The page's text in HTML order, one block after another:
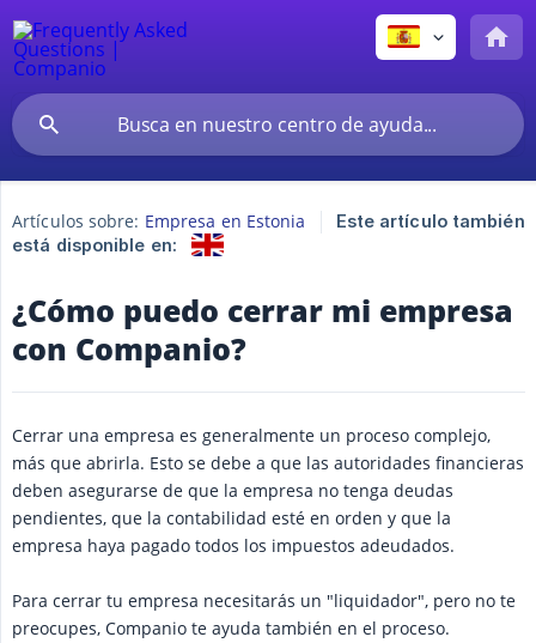
Artículos sobre: Empresa en Estonia
Este artículo también
está disponible en:
¿Cómo puedo cerrar mi empresa
con Companio?
Cerrar una empresa es generalmente un proceso complejo,
más que abrirla. Esto se debe a que las autoridades financieras
deben asegurarse de que la empresa no tenga deudas
pendientes, que la contabilidad esté en orden y que la
empresa haya pagado todos los impuestos adeudados.
Para cerrar tu empresa necesitarás un "liquidador", pero no te
preocupes, Companio te ayuda también en el proceso.